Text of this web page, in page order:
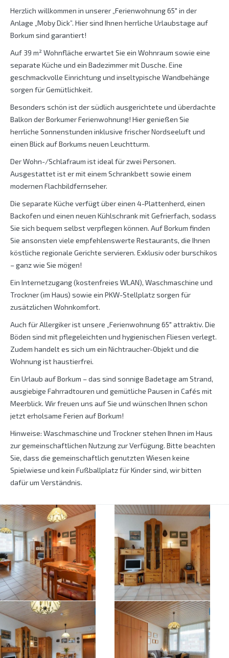
Herzlich willkommen in unserer „Ferienwohnung 65″ in der
Anlage „Moby Dick”. Hier sind Ihnen herrliche Urlaubstage auf
Borkum sind garantiert!
Auf 39 m² Wohnfläche erwartet Sie ein Wohnraum sowie eine
separate Küche und ein Badezimmer mit Dusche. Eine
geschmackvolle Einrichtung und inseltypische Wandbehänge
sorgen für Gemütlichkeit.
Besonders schön ist der südlich ausgerichtete und überdachte
Balkon der Borkumer Ferienwohnung! Hier genießen Sie
herrliche Sonnenstunden inklusive frischer Nordseeluft und
einen Blick auf Borkums neuen Leuchtturm.
Der Wohn-/Schlafraum ist ideal für zwei Personen.
Ausgestattet ist er mit einem Schrankbett sowie einem
modernen Flachbildfernseher.
Die separate Küche verfügt über einen 4-Plattenherd, einen
Backofen und einen neuen Kühlschrank mit Gefrierfach, sodass
Sie sich bequem selbst verpflegen können. Auf Borkum finden
Sie ansonsten viele empfehlenswerte Restaurants, die Ihnen
köstliche regionale Gerichte servieren. Exklusiv oder burschikos
– ganz wie Sie mögen!
Ein Internetzugang (kostenfreies WLAN), Waschmaschine und
Trockner (im Haus) sowie ein PKW-Stellplatz sorgen für
zusätzlichen Wohnkomfort.
Auch für Allergiker ist unsere „Ferienwohnung 65″ attraktiv. Die
Böden sind mit pflegeleichten und hygienischen Fliesen verlegt.
Zudem handelt es sich um ein Nichtraucher-Objekt und die
Wohnung ist haustierfrei.
Ein Urlaub auf Borkum – das sind sonnige Badetage am Strand,
ausgiebige Fahrradtouren und gemütliche Pausen in Cafés mit
Meerblick. Wir freuen uns auf Sie und wünschen Ihnen schon
jetzt erholsame Ferien auf Borkum!
Hinweise: Waschmaschine und Trockner stehen Ihnen im Haus
zur gemeinschaftlichen Nutzung zur Verfügung. Bitte beachten
Sie, dass die gemeinschaftlich genutzten Wiesen keine
Spielwiese und kein Fußballplatz für Kinder sind, wir bitten
dafür um Verständnis.